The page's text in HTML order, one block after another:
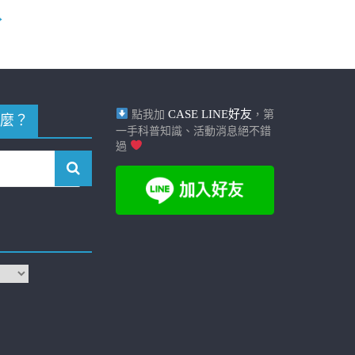
？ 點我加 CASE LINE好友 ，第
一手科普知識、活動消息絕不錯
過